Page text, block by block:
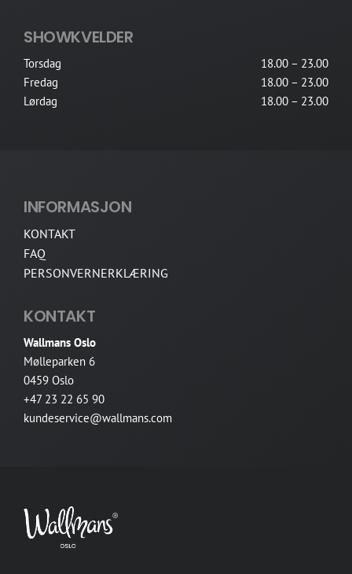
SHOWKVELDER
Torsdag
18.00 – 23.00
Fredag
18.00 – 23.00
Lørdag
18.00 – 23.00
INFORMASJON
KONTAKT
FAQ
PERSONVERNERKLÆRING
KONTAKT
Wallmans Oslo
Mølleparken 6
0459 Oslo
+47 23 22 65 90
kundeservice@wallmans.com